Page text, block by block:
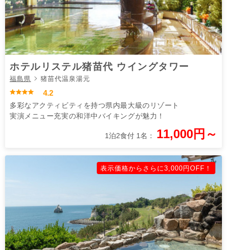
ホテルリステル猪苗代 ウイングタワー
福島県 猪苗代温泉湯元
4.2
多彩なアクティビティを持つ県内最大級のリゾート
実演メニュー充実の和洋中バイキングが魅力！
1泊2食付 1名： 11,000円～
表示価格からさらに3,000円OFF！